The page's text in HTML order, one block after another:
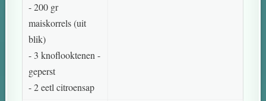
- 200 gr
maiskorrels (uit
blik)
- 3 knoflooktenen -
geperst
- 2 eetl citroensap